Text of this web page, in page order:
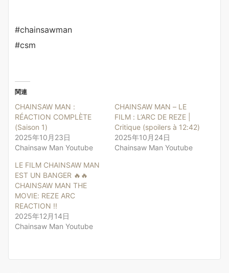
#chainsawman
#csm
関連
CHAINSAW MAN :
RÉACTION COMPLÈTE
(Saison 1)
2025年10月23日
Chainsaw Man Youtube
CHAINSAW MAN – LE
FILM : L’ARC DE REZE |
Critique (spoilers à 12:42)
2025年10月24日
Chainsaw Man Youtube
LE FILM CHAINSAW MAN
EST UN BANGER 🔥🔥
CHAINSAW MAN THE
MOVIE: REZE ARC
REACTION !!
2025年12月14日
Chainsaw Man Youtube